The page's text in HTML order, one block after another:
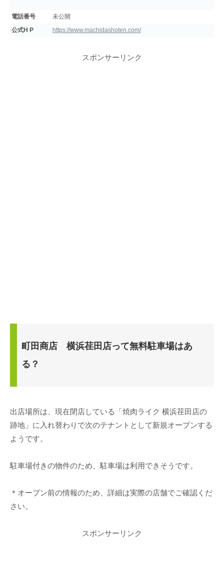
電話番号
未公開
公式H P
https://www.machidashoten.com/
スポンサーリンク
町田商店 横浜荏田店って無料駐車場はあ
る？
出店場所は、現在閉店している「焼肉ライク 横浜荏田店の
跡地」に入れ替わりで次のテナントとして新規オープンする
ようです。
駐車場付きの物件のため、駐車場は利用できそうです。
＊オープン前の情報のため、詳細は実際の店舗でご確認くだ
さい。
スポンサーリンク